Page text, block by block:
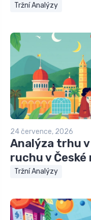
Tržní Analýzy
24 července, 2026
Analýza trhu
ruchu v České
Tržní Analýzy